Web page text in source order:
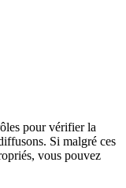
pour vérifier la
Si malgré ces
vous pouvez